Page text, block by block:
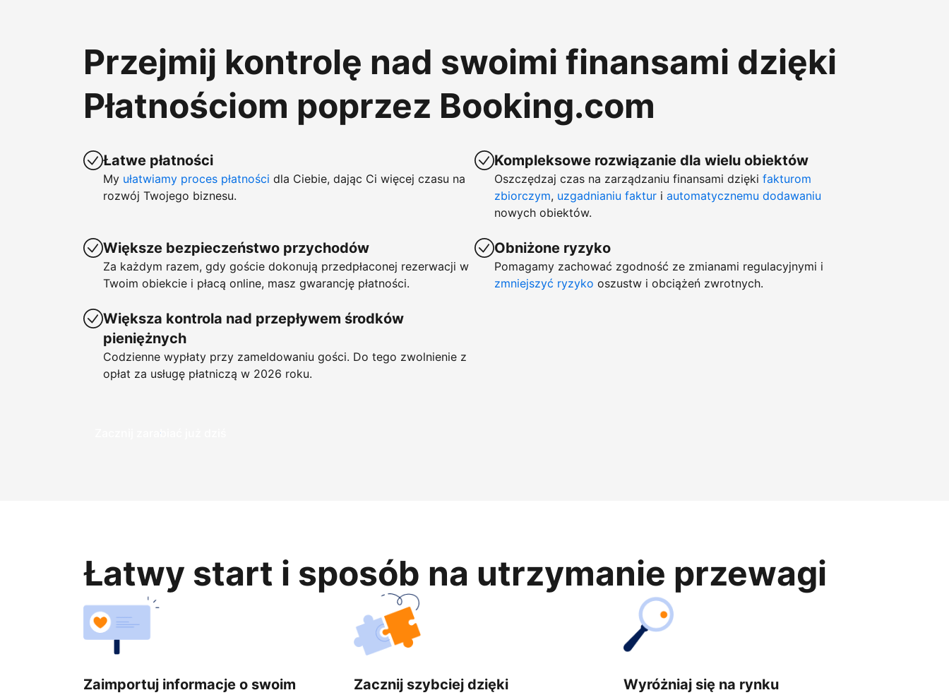
Przejmij kontrolę nad swoimi finansami dzięki
Płatnościom poprzez Booking.com
Łatwe płatności
My ułatwiamy proces płatności dla Ciebie, dając Ci więcej czasu na
rozwój Twojego biznesu.
Większe bezpieczeństwo przychodów
Za każdym razem, gdy goście dokonują przedpłaconej rezerwacji w
Twoim obiekcie i płacą online, masz gwarancję płatności.
Większa kontrola nad przepływem środków
pieniężnych
Codzienne wypłaty przy zameldowaniu gości. Do tego zwolnienie z
opłat za usługę płatniczą w 2026 roku.
Kompleksowe rozwiązanie dla wielu obiektów
Oszczędzaj czas na zarządzaniu finansami dzięki fakturom
zbiorczym, uzgadnianiu faktur i automatycznemu dodawaniu
nowych obiektów.
Obniżone ryzyko
Pomagamy zachować zgodność ze zmianami regulacyjnymi i
zmniejszyć ryzyko oszustw i obciążeń zwrotnych.
Zacznij zarabiać już dziś
Łatwy start i sposób na utrzymanie przewagi
Zaimportuj informacje o swoim
Zacznij szybciej dzięki
Wyróżniaj się na rynku